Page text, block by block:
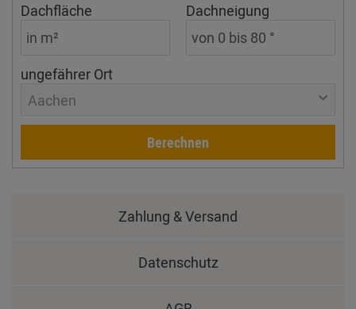
Dachfläche Dachneigung
ungefährer Ort
Aachen
Berechnen
Zahlung & Versand
Datenschutz